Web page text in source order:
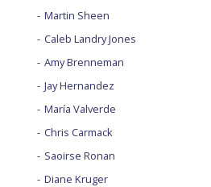
Martin Sheen
Caleb Landry Jones
Amy Brenneman
Jay Hernandez
María Valverde
Chris Carmack
Saoirse Ronan
Diane Kruger